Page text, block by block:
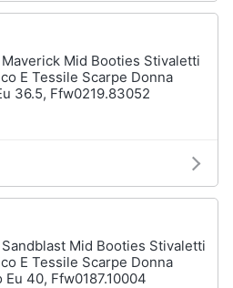
Mid Booties Stivaletti
E Tessile Scarpe Donna
36.5, Ffw0219.83052
Mid Booties Stivaletti
E Tessile Scarpe Donna
Eu 40, Ffw0187.10004